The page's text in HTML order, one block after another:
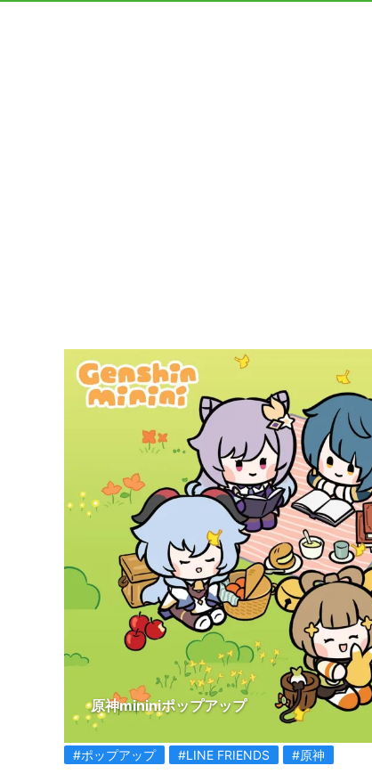
原神mininiポップアップ
#ポップアップ #LINE FRIENDS #原神